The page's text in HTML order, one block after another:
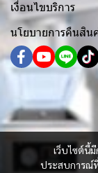
เว็บไซต์นี้
ประสบการณ์ที่
เงื่อนไขบริการ
นโยบายการคืนสิน